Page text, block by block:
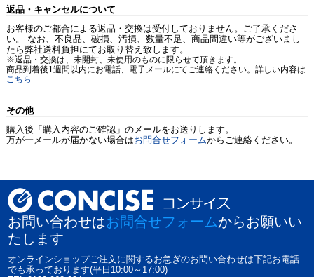
返品・キャンセルについて
お客様のご都合による返品・交換は受付しておりません。ご了承くださ
い。 なお、不良品、破損、汚損、数量不足、商品間違い等がございまし
たら弊社送料負担にてお取り替え致します。
※返品・交換は、未開封、未使用のものに限らせて頂きます。
商品到着後1週間以内にお電話、電子メールにてご連絡ください。詳しい内容は
こちら
その他
購入後「購入内容のご確認」のメールをお送りします。
万が一メールが届かない場合はお問合せフォームからご連絡ください。
お問い合わせはお問合せフォームからお願いい
たします
オンラインショップご注文に関するお急ぎのお問い合わせは下記お電話
でも承っております(平日10:00～17:00)